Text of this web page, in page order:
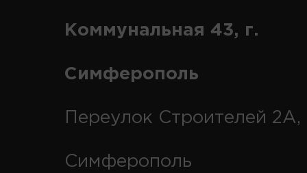
Коммунальная 43, г.
Симферополь
Переулок Строителей 2А,
Симферополь